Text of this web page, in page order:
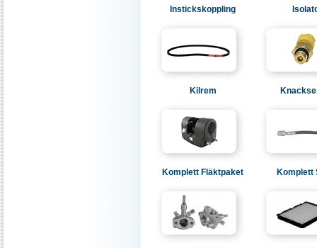
Instickskoppling
Kilrem
Komplett Fläktpaket Komplett